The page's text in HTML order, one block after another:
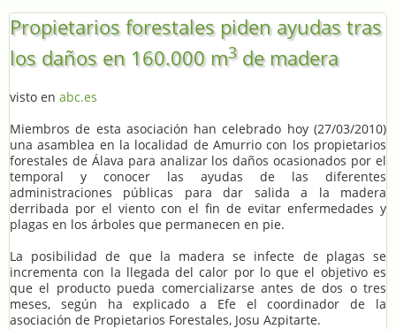
Propietarios forestales piden ayudas tras
los daños en 160.000 m3de madera
visto en abc.es
Miembros de esta asociación han celebrado hoy (27/03/2010)
una asamblea en la localidad de Amurrio con los propietarios
forestales de Álava para analizar los daños ocasionados por el
temporal y conocer las ayudas de las diferentes
administraciones públicas para dar salida a la madera
derribada por el viento con el fin de evitar enfermedades y
plagas en los árboles que permanecen en pie.
La posibilidad de que la madera se infecte de plagas se
incrementa con la llegada del calor por lo que el objetivo es
que el producto pueda comercializarse antes de dos o tres
meses, según ha explicado a Efe el coordinador de la
asociación de Propietarios Forestales, Josu Azpitarte.